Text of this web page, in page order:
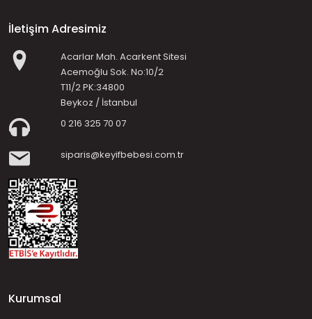
İletişim Adresimiz
Acarlar Mah. Acarkent Sitesi
Acemoğlu Sok. No:10/2
T11/2 PK:34800
Beykoz / İstanbul
0 216 325 70 07
siparis@keyifbebesi.com.tr
Kurumsal